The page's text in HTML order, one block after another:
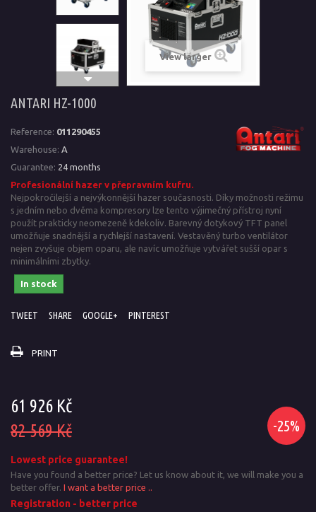
View larger
ANTARI HZ-1000
Reference: 011290455
Warehouse: A
Guarantee: 24 months
Profesionální hazer v přepravním kufru.
Nejpokročilejší a nejvýkonnější hazer současnosti. Díky možnosti režimu
s jedním nebo dvěma kompresory lze tento výjimečný přístroj nyní
použít prakticky neomezeně kdekoliv. Barevný dotykový TFT panel
umožňuje snadnější a rychlejší nastavení. Vestavěný turbo ventilátor
nejen zvyšuje objem oparu, ale navíc umožňuje vytvářet sušší opar s
minimálními zbytky.
In stock
TWEET SHARE GOOGLE+ PINTEREST
PRINT
61 926 Kč
-25%
82 569 Kč
Lowest price guarantee!
Have you found a better price? Let us know about it, we will make you a
better offer. I want a better price ..
Registration - better price